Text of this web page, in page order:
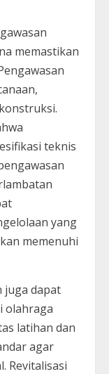
memastikan
teknis
yang
memenuhi
juga dapat
olahraga
latihan dan
agar
Revitalisasi